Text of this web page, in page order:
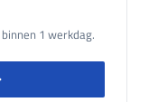
1 werkdag.